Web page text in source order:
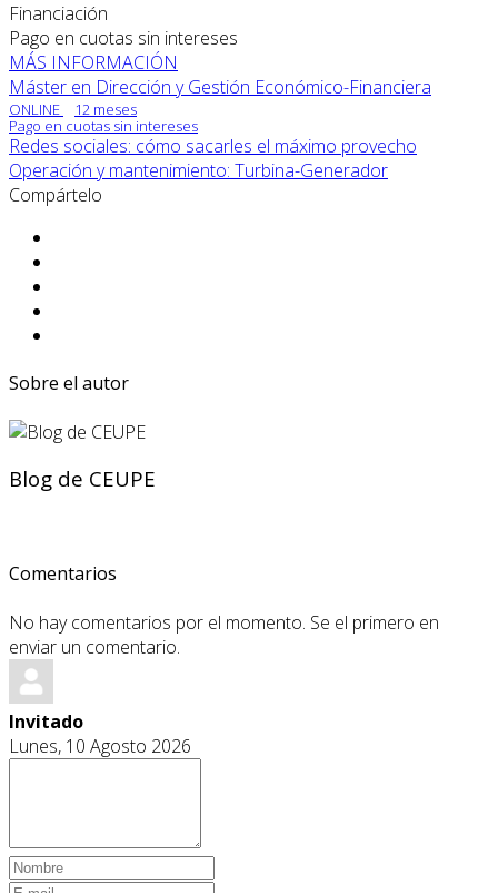
Financiación
Pago en cuotas sin intereses
MÁS INFORMACIÓN
Máster en Dirección y Gestión Económico-Financiera
ONLINE
12 meses
Pago en cuotas sin intereses
Redes sociales: cómo sacarles el máximo provecho
Operación y mantenimiento: Turbina-Generador
Compártelo
Sobre el autor
Blog de CEUPE
Comentarios
No hay comentarios por el momento. Se el primero en
enviar un comentario.
Invitado
Lunes, 10 Agosto 2026